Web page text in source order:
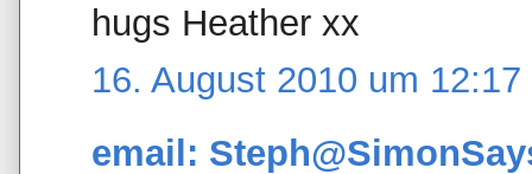
hugs Heather xx
16. August 2010 um 12:17
email: